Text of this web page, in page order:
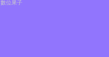
數位果子